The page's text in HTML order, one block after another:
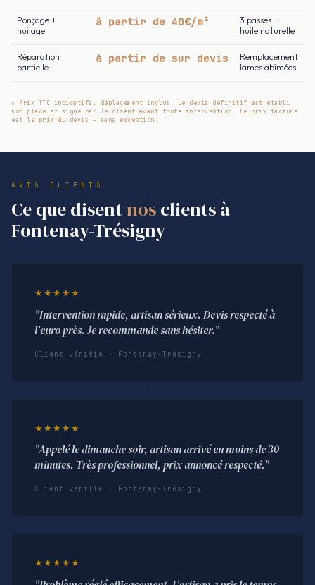
Ponçage +
huilage
à partir de 40€/m²
3 passes +
huile naturelle
Réparation
partielle
à partir de sur devis
Remplacement
lames abîmées
* Prix TTC indicatifs, déplacement inclus. Le devis définitif est établi
sur place et signé par le client avant toute intervention. Le prix facturé
est le prix du devis — sans exception.
AVIS CLIENTS
Ce que disent nosclients à
Fontenay-Trésigny
★★★★★
"Intervention rapide, artisan sérieux. Devis respecté à
l'euro près. Je recommande sans hésiter."
Client vérifié · Fontenay-Trésigny
★★★★★
"Appelé le dimanche soir, artisan arrivé en moins de 30
minutes. Très professionnel, prix annoncé respecté."
Client vérifié · Fontenay-Trésigny
★★★★★